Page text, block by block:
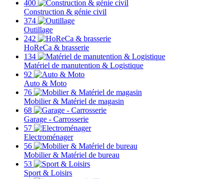
400
Construction & génie civil
374
Outillage
242
HoReCa & brasserie
134
Matériel de manutention & Logistique
92
Auto & Moto
76
Mobilier & Matériel de magasin
68
Garage - Carrosserie
57
Electroménager
56
Mobilier & Matériel de bureau
53
Sport & Loisirs